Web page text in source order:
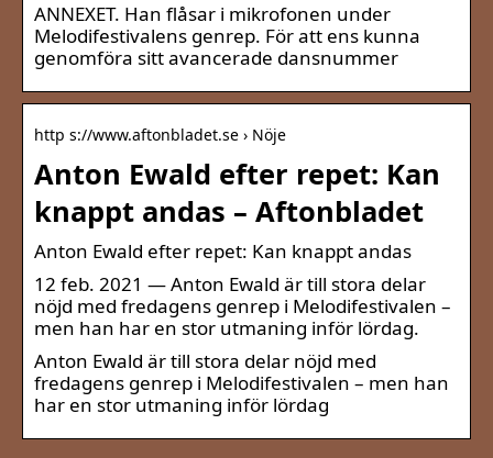
ANNEXET. Han flåsar i mikrofonen under
Melodifestivalens genrep. För att ens kunna
genomföra sitt avancerade dansnummer
http s://www.aftonbladet.se › Nöje
Anton Ewald efter repet: Kan
knappt andas – Aftonbladet
Anton Ewald efter repet: Kan knappt andas
12 feb. 2021 — Anton Ewald är till stora delar
nöjd med fredagens genrep i Melodifestivalen –
men han har en stor utmaning inför lördag.
Anton Ewald är till stora delar nöjd med
fredagens genrep i Melodifestivalen – men han
har en stor utmaning inför lördag